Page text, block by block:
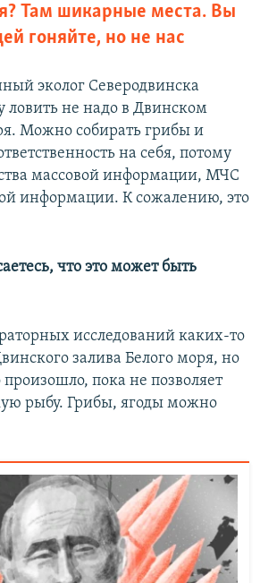
Там шикарные места. Вы
гоняйте, но не нас
эколог Северодвинска
ловить не надо в Двинском
Можно собирать грибы и
на себя, потому
массовой информации, МЧС
информации. К сожалению, это
что это может быть
исследований каких-то
залива Белого моря, но
произошло, пока не позволяет
рыбу. Грибы, ягоды можно